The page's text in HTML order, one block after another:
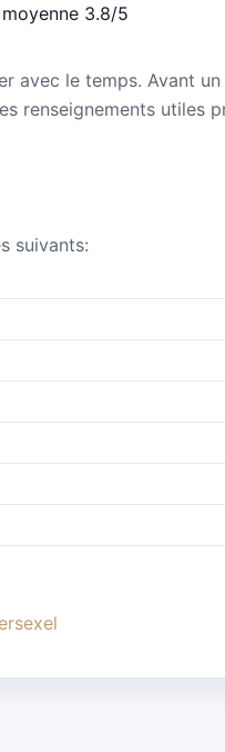
3.8/5
avec le temps. Avant
renseignements utiles
suivants: